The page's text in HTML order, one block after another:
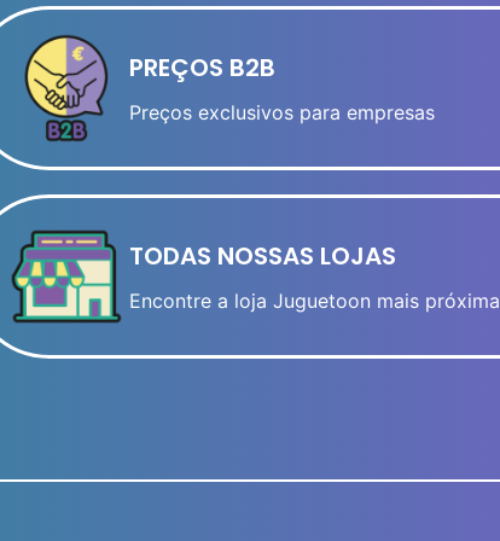
PREÇOS B2B
Preços exclusivos para empresas
TODAS NOSSAS LOJAS
Encontre a loja Juguetoon mais próxima